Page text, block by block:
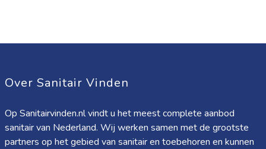
Over Sanitair Vinden
Op Sanitairvinden.nl vindt u het meest complete aanbod
sanitair van Nederland. Wij werken samen met de grootste
partners op het gebied van sanitair en toebehoren en kunnen